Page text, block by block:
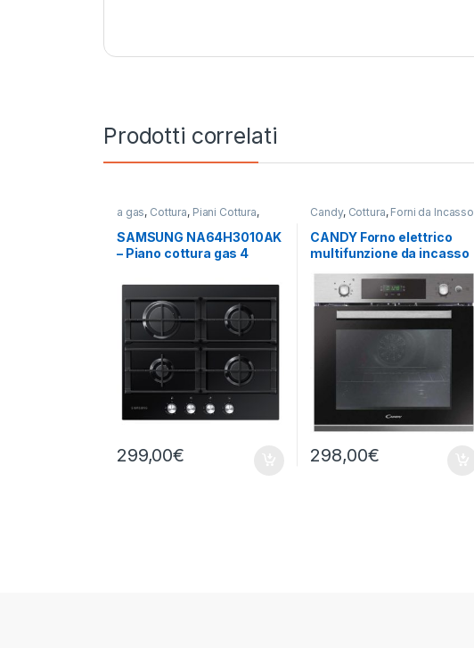
Prodotti correlati
a gas, Cottura, Piani Cottura,
SAMSUNG
SAMSUNG NA64H3010AK
– Piano cottura gas 4
299,00€
Candy, Cottura, Forni da Incasso
CANDY Forno elettrico
multifunzione da incasso
298,00€